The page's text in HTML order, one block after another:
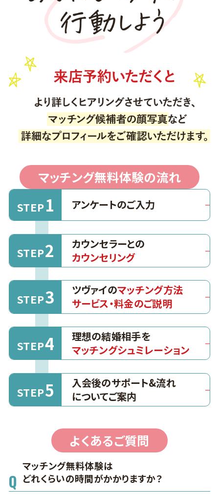
マッチング無料体験の流れ
STEP1 アンケートのご入力
STEP2
カウンセラーとの
カウンセリング
STEP3 ツヴァイのマッチング方法
サービス・料金のご説明
STEP4
理想の結婚相手を
マッチングシュミレーション
STEP5
入会後のサポート&流れ
についてご案内
よくあるご質問
マッチング無料体験は
どれくらいの時間がかかりますか？